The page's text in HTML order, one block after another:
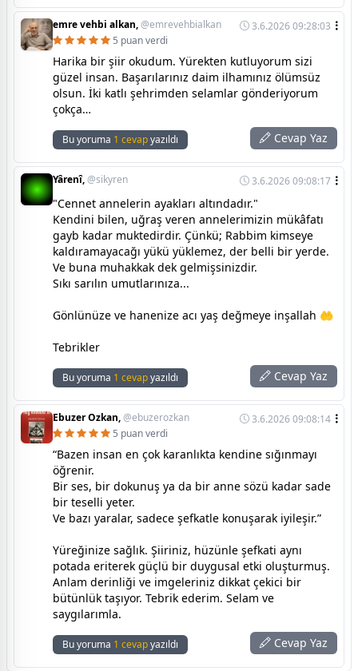
emre vehbi alkan,@emrevehbialkan
3.6.2026 09:28:03
5 puan verdi
Harika bir şiir okudum. Yürekten kutluyorum sizi
güzel insan. Başarılarınız daim ilhamınız ölümsüz
olsun. İki katlı şehrimden selamlar gönderiyorum
çokça…
Bu yoruma 1 cevapyazıldı Cevap Yaz
Yârenî,@sikyren 3.6.2026 09:08:17
"Cennet annelerin ayakları altındadır."
Kendini bilen, uğraş veren annelerimizin mükâfatı
gayb kadar muktedirdir. Çünkü; Rabbim kimseye
kaldıramayacağı yükü yüklemez, der belli bir yerde.
Ve buna muhakkak dek gelmişsinizdir.
Sıkı sarılın umutlarınıza...
Gönlünüze ve hanenize acı yaş değmeye inşallah 🤲
Tebrikler
Bu yoruma 1 cevapyazıldı Cevap Yaz
Ebuzer Ozkan,@ebuzerozkan
3.6.2026 09:08:14
5 puan verdi
“Bazen insan en çok karanlıkta kendine sığınmayı
öğrenir.
Bir ses, bir dokunuş ya da bir anne sözü kadar sade
bir teselli yeter.
Ve bazı yaralar, sadece şefkatle konuşarak iyileşir.”
Yüreğinize sağlık. Şiiriniz, hüzünle şefkati aynı
potada eriterek güçlü bir duygusal etki oluşturmuş.
Anlam derinliği ve imgeleriniz dikkat çekici bir
bütünlük taşıyor. Tebrik ederim. Selam ve
saygılarımla.
Bu yoruma 1 cevapyazıldı Cevap Yaz